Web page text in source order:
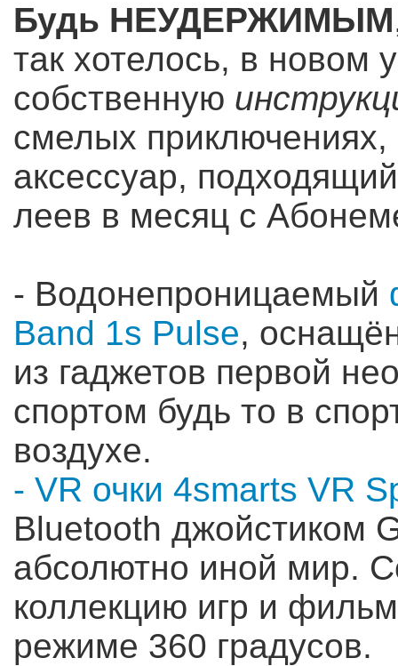
Будь НЕУДЕРЖИМЫМ
так хотелось, в новом
собственную
смелых
аксессуар,
леев в месяц с
- Водонепроницаемый
Band 1s Pulse,
из гаджетов первой
спортом будь то в
воздухе.
- VR очки 4smarts VR
Bluetooth джойстиком
абсолютно иной мир.
коллекцию игр и
режиме 360 градусов.